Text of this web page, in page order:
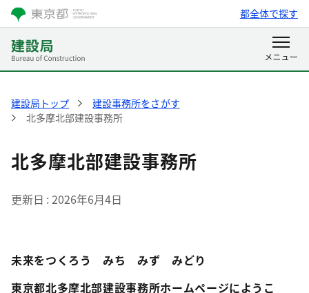
都全体で探す
建設局トップ
建設事務所をさがす
北多摩北部建設事務所
北多摩北部建設事務所
更新日 2026年6月4日
未来をつくろう みち みず みどり
東京都北多摩北部建設事務所ホームページにようこ